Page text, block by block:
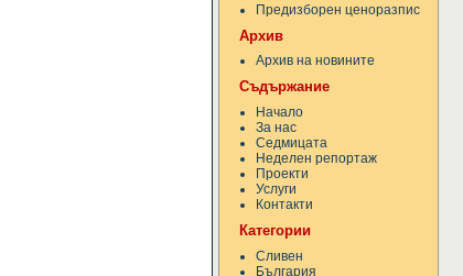
Предизборен ценоразпис
Архив
Архив на новините
Съдържание
Начало
За нас
Седмицата
Неделен репортаж
Проекти
Услуги
Контакти
Категории
Сливен
България